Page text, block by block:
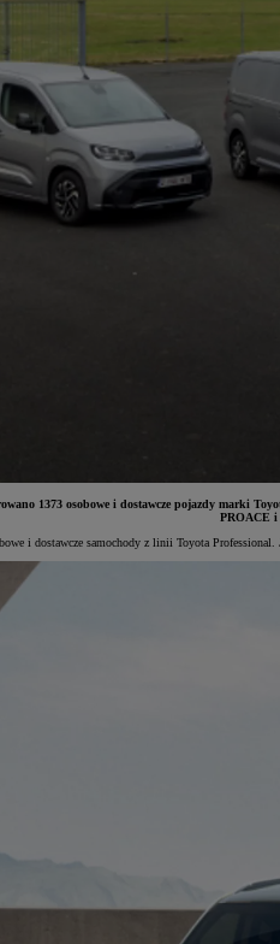
1373 osobowe i dostawcze pojazdy marki
PROACE i
i dostawcze samochody z linii Toyota